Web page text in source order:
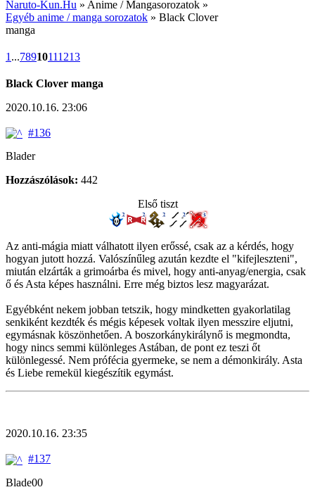
Naruto-Kun.Hu » Anime / Mangasorozatok »
Egyéb anime / manga sorozatok » Black Clover
manga
1 ...78910111213
Black Clover manga
2020.10.16. 23:06
#136
Blader
Hozzászólások: 442
Első tiszt
Az anti-mágia miatt válhatott ilyen erőssé, csak az a kérdés, hogy
hogyan jutott hozzá. Valószínűleg azután kezdte el "kifejleszteni",
miután elzárták a grimoárba és mivel, hogy anti-anyag/energia, csak
ő és Asta képes használni. Erre még biztos lesz magyarázat.
Egyébként nekem jobban tetszik, hogy mindketten gyakorlatilag
senkiként kezdték és mégis képesek voltak ilyen messzire eljutni,
egymásnak köszönhetően. A boszorkánykirálynő is megmondta,
hogy nincs semmi különleges Astában, de pont ez teszi őt
különlegessé. Nem prófécia gyermeke, se nem a démonkirály. Asta
és Liebe remekül kiegészítik egymást.
2020.10.16. 23:35
#137
Blade00